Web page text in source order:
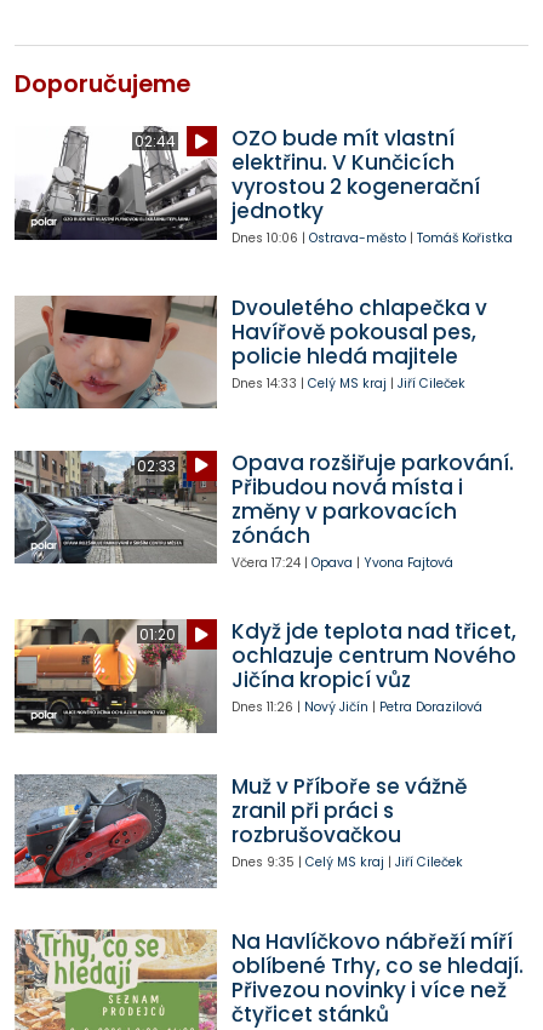
Doporučujeme
02:44
OZO bude mít vlastní
elektřinu. V Kunčicích
vyrostou 2 kogenerační
jednotky
Dnes 10:06 | Ostrava-město| Tomáš Kořistka
Dvouletého chlapečka v
Havířově pokousal pes,
policie hledá majitele
Dnes 14:33 | Celý MS kraj | Jiří Cileček
02:33
Opava rozšiřuje parkování.
Přibudou nová místa i
změny v parkovacích
zónách
Včera 17:24| Opava | Yvona Fajtová
01:20
Když jde teplota nad třicet,
ochlazuje centrum Nového
Jičína kropicí vůz
Dnes 11:26 | Nový Jičín | Petra Dorazilová
Muž v Příboře se vážně
zranil při práci s
rozbrušovačkou
Dnes 9:35 | Celý MS kraj | Jiří Cileček
Na Havlíčkovo nábřeží míří
oblíbené Trhy, co se hledají.
Přivezou novinky i více než
čtyřicet stánků